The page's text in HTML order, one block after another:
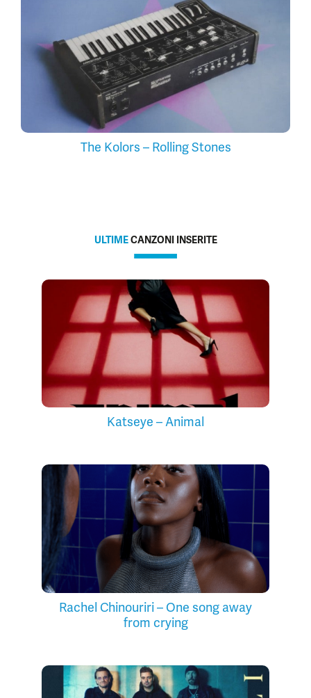
The Kolors – Rolling Stones
ULTIMECANZONI INSERITE
Katseye – Animal
Rachel Chinouriri – One song away
from crying